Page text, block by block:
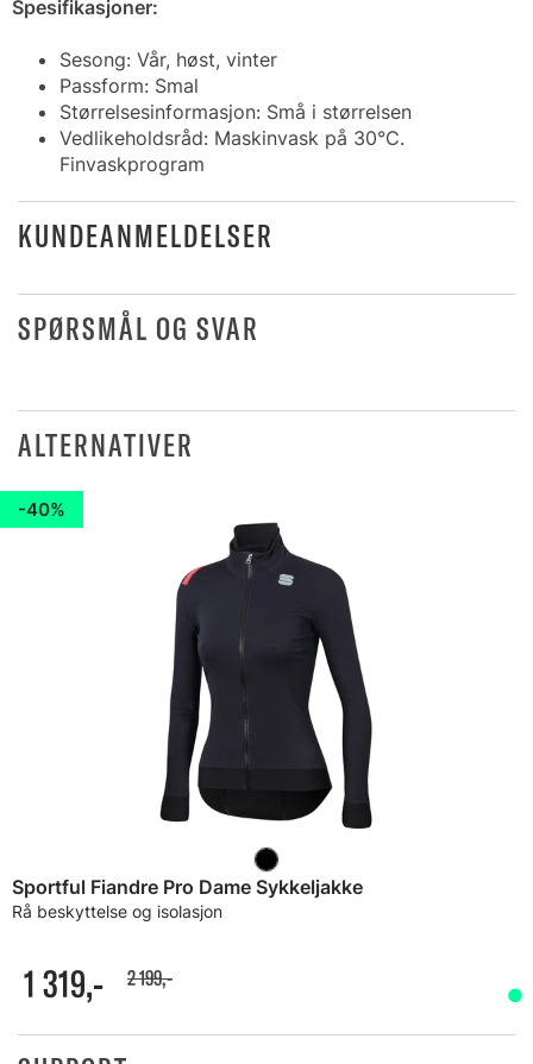
Spesifikasjoner:
Sesong: Vår, høst, vinter
Passform: Smal
Størrelsesinformasjon: Små i størrelsen
Vedlikeholdsråd: Maskinvask på 30°C.
Finvaskprogram
KUNDEANMELDELSER
SPØRSMÅL OG SVAR
ALTERNATIVER
40%
Sportful Fiandre Pro Dame Sykkeljakke
Rå beskyttelse og isolasjon
1 319,- 2 199,-